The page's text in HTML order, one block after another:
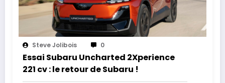
Steve Jolibois 0
Essai Subaru Uncharted 2Xperience
221 cv : le retour de Subaru !